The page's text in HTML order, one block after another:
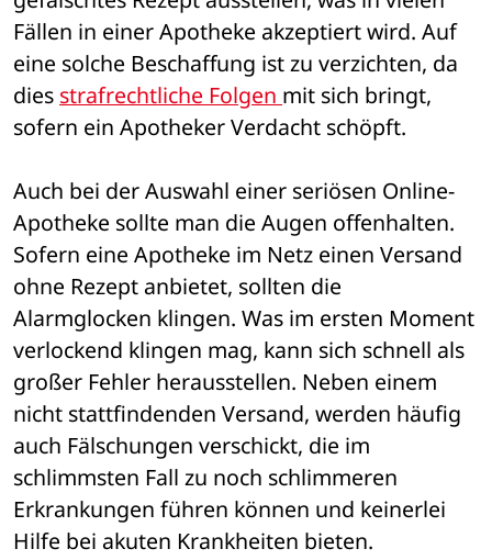
Fällen in einer Apotheke akzeptiert wird. Auf
eine solche Beschaffung ist zu verzichten, da
dies strafrechtliche Folgen mit sich bringt,
sofern ein Apotheker Verdacht schöpft.
Auch bei der Auswahl einer seriösen Online-
Apotheke sollte man die Augen offenhalten.
Sofern eine Apotheke im Netz einen Versand
ohne Rezept anbietet, sollten die
Alarmglocken klingen. Was im ersten Moment
verlockend klingen mag, kann sich schnell als
großer Fehler herausstellen. Neben einem
nicht stattfindenden Versand, werden häufig
auch Fälschungen verschickt, die im
schlimmsten Fall zu noch schlimmeren
Erkrankungen führen können und keinerlei
Hilfe bei akuten Krankheiten bieten.